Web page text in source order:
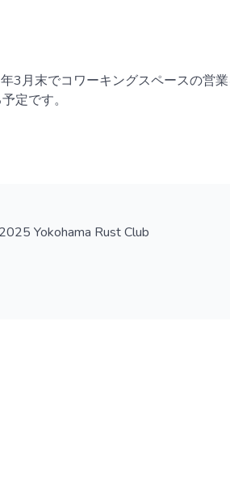
3月末でコワーキングスペースの営
定です。
Yokohama Rust Club